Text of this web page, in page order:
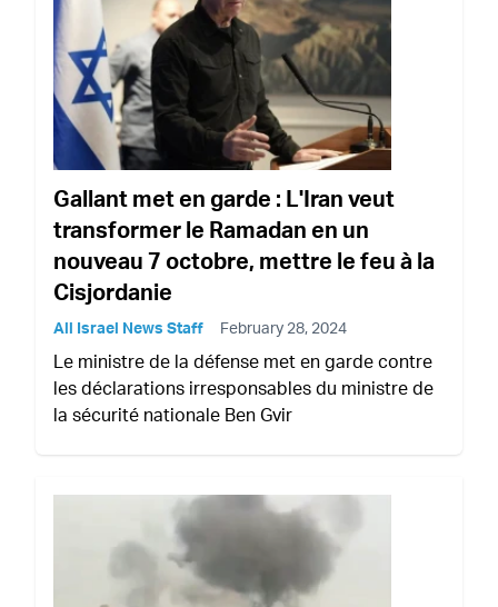
Gallant met en garde : L'Iran veut
transformer le Ramadan en un
nouveau 7 octobre, mettre le feu à la
Cisjordanie
All Israel News Staff February 28, 2024
Le ministre de la défense met en garde contre
les déclarations irresponsables du ministre de
la sécurité nationale Ben Gvir